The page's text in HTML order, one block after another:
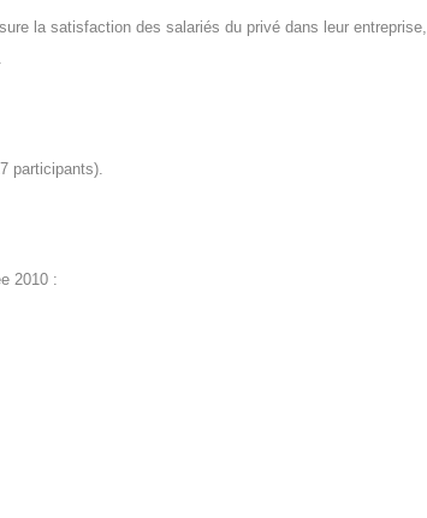
la satisfaction des salariés du privé dans leur entreprise,
participants).
2010 :